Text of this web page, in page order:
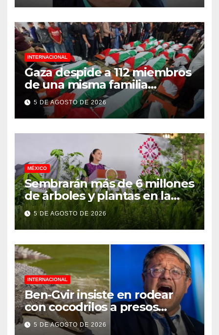
Ayotzinapa
INTERNACIONAL
Gaza despide a 112 miembros
de una misma familia
asesinados durante el
genocidio
5 DE AGOSTO DE 2026
MÉXICO
Sembrarán más de 6 millones
de árboles y plantas en la
Jornada Nacional de
Reforestación 2026
5 DE AGOSTO DE 2026
INTERNACIONAL
Ben-Gvir insiste en rodear
con cocodrilos a presos
palestinos
5 DE AGOSTO DE 2026